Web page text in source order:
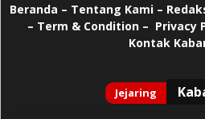
Beranda – Tentang Kami –
– Term & Condition – Privacy
Kontak